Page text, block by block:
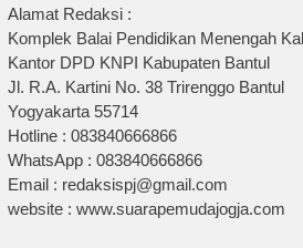
Alamat Redaksi :
Komplek Balai Pendidikan Menengah
Kantor DPD KNPI Kabupaten Bantul
Jl. R.A. Kartini No. 38 Trirenggo Bantul
Yogyakarta 55714
Hotline : 083840666866
WhatsApp : 083840666866
Email : redaksispj@gmail.com
website : www.suarapemudajogja.com